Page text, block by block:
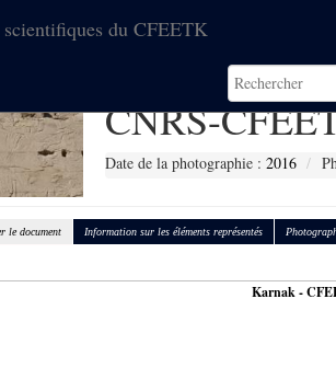
du CFEETK
CNRS-
Date de la photographie : 2016
le document Information sur les éléments représentés